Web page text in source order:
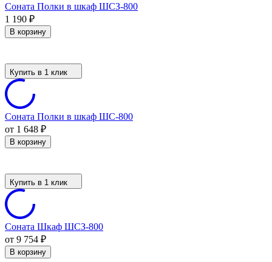
Соната Полки в шкаф ШСЗ-800
1 190 ₽
В корзину
Купить в 1 клик
Соната Полки в шкаф ШС-800
от 1 648 ₽
В корзину
Купить в 1 клик
Соната Шкаф ШСЗ-800
от 9 754 ₽
В корзину